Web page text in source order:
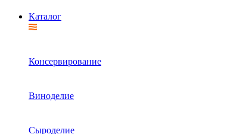
Каталог
Консервирование
Виноделие
Сыроделие